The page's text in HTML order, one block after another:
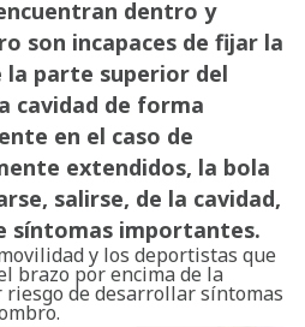
dentro y
son incapaces de fijar la
la parte superior del
cavidad de forma
en el caso de
extendidos, la bola
salirse, de la cavidad,
síntomas importantes.
y los deportistas que
brazo por encima de la
riesgo de desarrollar síntomas